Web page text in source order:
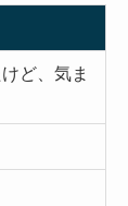
ど、気ま